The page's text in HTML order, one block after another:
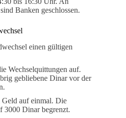
Banken geschlossen.
einen gültigen
Wechselquittungen auf.
gebliebene Dinar vor der
auf einmal. Die
3000 Dinar begrenzt.